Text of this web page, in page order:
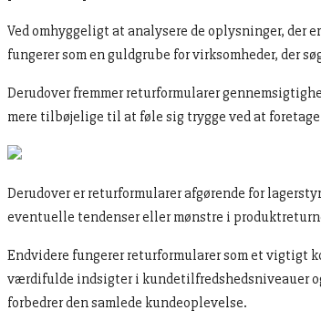
Ved omhyggeligt at analysere de oplysninger,
fungerer som en guldgrube for virksomheder, der
Derudover fremmer returformularer
mere tilbøjelige til at føle sig trygge ved at
Derudover er returformularer afgørende for
eventuelle tendenser eller mønstre i
Endvidere fungerer returformularer som et vigtigt
værdifulde indsigter i kundetilfredshedsniveauer
forbedrer den samlede kundeoplevelse.